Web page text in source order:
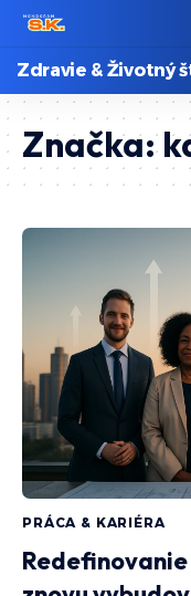
Zdravie & Životný
Značka:
PRÁCA & KARIÉRA